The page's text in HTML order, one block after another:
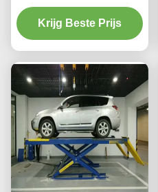
T400D 4000kg Capaciteit
voor workshops
Krijg Beste Prijs